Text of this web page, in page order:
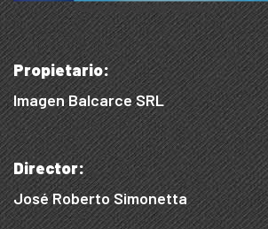
Propietario:
Imagen Balcarce SRL
Director:
José Roberto Simonetta